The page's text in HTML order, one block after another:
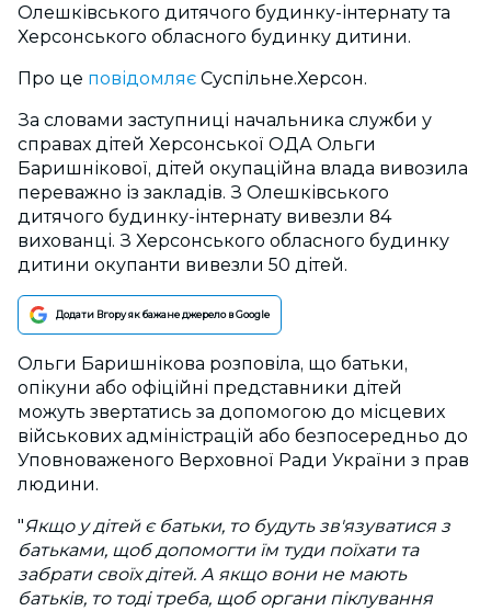
Олешківського дитячого будинку-інтернату та
Херсонського обласного будинку дитини.
Про це повідомляє Суспільне.Херсон.
За словами заступниці начальника служби у
справах дітей Херсонської ОДА Ольги
Баришнікової, дітей окупаційна влада вивозила
переважно із закладів. З Олешківського
дитячого будинку-інтернату вивезли 84
вихованці. З Херсонського обласного будинку
дитини окупанти вивезли 50 дітей.
Додати Вгору як бажане джерело в Google
Ольги Баришнікова розповіла, що батьки,
опікуни або офіційні представники дітей
можуть звертатись за допомогою до місцевих
військових адміністрацій або безпосередньо до
Уповноваженого Верховної Ради України з прав
людини.
"Якщо у дітей є батьки, то будуть зв'язуватися з
батьками, щоб допомогти їм туди поїхати та
забрати своїх дітей. А якщо вони не мають
батьків, то тоді треба, щоб органи піклування